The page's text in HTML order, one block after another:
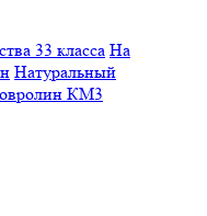
33 класса На
Натуральный
КМ3